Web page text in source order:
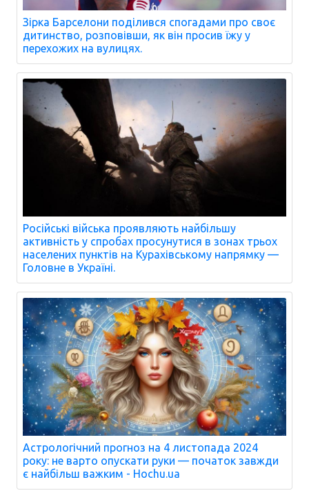
Зірка Барселони поділився спогадами про своє
дитинство, розповівши, як він просив їжу у
перехожих на вулицях.
Російські війська проявляють найбільшу
активність у спробах просунутися в зонах трьох
населених пунктів на Курахівському напрямку —
Головне в Україні.
Астрологічний прогноз на 4 листопада 2024
року: не варто опускати руки — початок завжди
є найбільш важким - Hochu.ua